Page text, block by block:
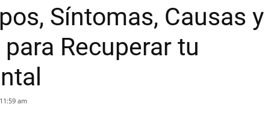
Síntomas, Causas y
Recuperar tu
am